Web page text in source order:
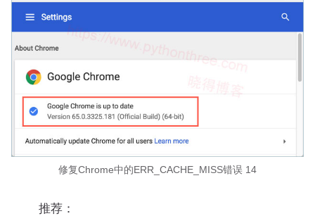
修复Chrome中的ERR_CACHE_MISS错误 14
推荐：